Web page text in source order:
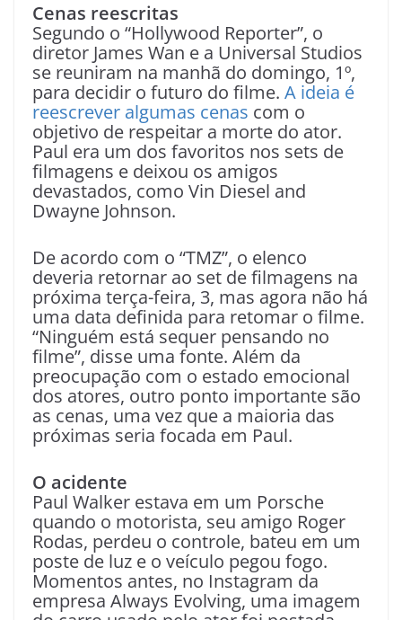
Cenas reescritas
Segundo o “Hollywood Reporter”, o
diretor James Wan e a Universal Studios
se reuniram na manhã do domingo, 1º,
para decidir o futuro do filme. A ideia é
reescrever algumas cenas com o
objetivo de respeitar a morte do ator.
Paul era um dos favoritos nos sets de
filmagens e deixou os amigos
devastados, como Vin Diesel and
Dwayne Johnson.
De acordo com o “TMZ”, o elenco
deveria retornar ao set de filmagens na
próxima terça-feira, 3, mas agora não há
uma data definida para retomar o filme.
“Ninguém está sequer pensando no
filme”, disse uma fonte. Além da
preocupação com o estado emocional
dos atores, outro ponto importante são
as cenas, uma vez que a maioria das
próximas seria focada em Paul.
O acidente
Paul Walker estava em um Porsche
quando o motorista, seu amigo Roger
Rodas, perdeu o controle, bateu em um
poste de luz e o veículo pegou fogo.
Momentos antes, no Instagram da
empresa Always Evolving, uma imagem